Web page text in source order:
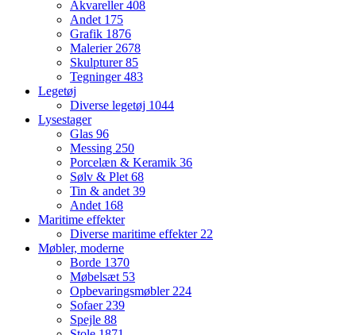
Akvareller408
Andet 175
Grafik 1876
Malerier2678
Skulpturer85
Tegninger483
Legetøj
Diverse legetøj 1044
Lysestager
Glas 96
Messing 250
Porcelæn & Keramik 36
Sølv & Plet68
Tin & andet39
Andet 168
Maritime effekter
Diverse maritime effekter22
Møbler, moderne
Borde 1370
Møbelsæt 53
Opbevaringsmøbler224
Sofaer239
Spejle 88